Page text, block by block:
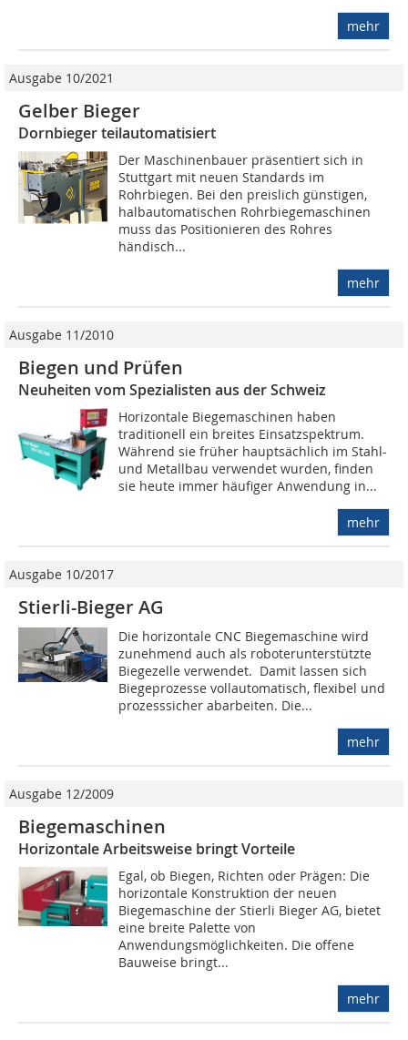
mehr
Ausgabe 10/2021
Gelber Bieger
Dornbieger teilautomatisiert
Der Maschinenbauer präsentiert sich in
Stuttgart mit neuen Standards im
Rohrbiegen. Bei den preislich günstigen,
halbautomatischen Rohrbiegemaschinen
muss das Positionieren des Rohres
händisch...
mehr
Ausgabe 11/2010
Biegen und Prüfen
Neuheiten vom Spezialisten aus der Schweiz
Horizontale Biegemaschinen haben
traditionell ein breites Einsatzspektrum.
Während sie früher hauptsächlich im Stahl-
und Metallbau verwendet wurden, finden
sie heute immer häufiger Anwendung in...
mehr
Ausgabe 10/2017
Stierli-Bieger AG
Die horizontale CNC Biegemaschine wird
zunehmend auch als roboterunterstützte
Biegezelle verwendet. Damit lassen sich
Biegeprozesse vollautomatisch, flexibel und
prozesssicher abarbeiten. Die...
mehr
Ausgabe 12/2009
Biegemaschinen
Horizontale Arbeitsweise bringt Vorteile
Egal, ob Biegen, Richten oder Prägen: Die
horizontale Konstruktion der neuen
Biegemaschine der Stierli Bieger AG, bietet
eine breite Palette von
Anwendungsmöglichkeiten. Die offene
Bauweise bringt...
mehr